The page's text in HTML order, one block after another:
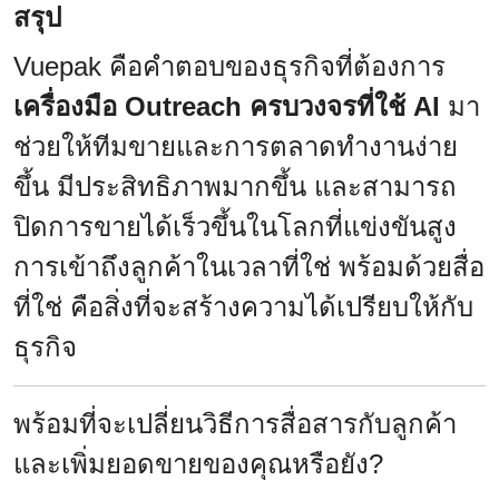
สรุป
Vuepak คือคำตอบของธุรกิจที่ต้องการ
เครื่องมือ Outreach ครบวงจรที่ใช้ AI มา
ช่วยให้ทีมขายและการตลาดทำงานง่าย
ขึ้น มีประสิทธิภาพมากขึ้น และสามารถ
ปิดการขายได้เร็วขึ้นในโลกที่แข่งขันสูง
การเข้าถึงลูกค้าในเวลาที่ใช่ พร้อมด้วยสื่อ
ที่ใช่ คือสิ่งที่จะสร้างความได้เปรียบให้กับ
ธุรกิจ
พร้อมที่จะเปลี่ยนวิธีการสื่อสารกับลูกค้า
และเพิ่มยอดขายของคุณหรือยัง?